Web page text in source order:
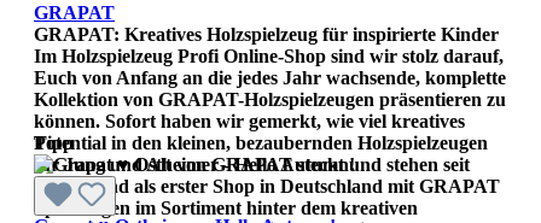
GRAPAT
GRAPAT: Kreatives Holzspielzeug für inspirierte Kinder
Im Holzspielzeug Profi Online-Shop sind wir stolz darauf,
Euch von Anfang an die jedes Jahr wachsende, komplette
Kollektion von GRAPAT-Holzspielzeugen präsentieren zu
können. Sofort haben wir gemerkt, wie viel kreatives
Potential in den kleinen, bezaubernden Holzspielzeugen
für Jung und Alt von GRAPAT steckt und stehen seit
Beginn und als erster Shop in Deutschland mit GRAPAT
Spielzeugen im Sortiment hinter dem kreativen
Tipp